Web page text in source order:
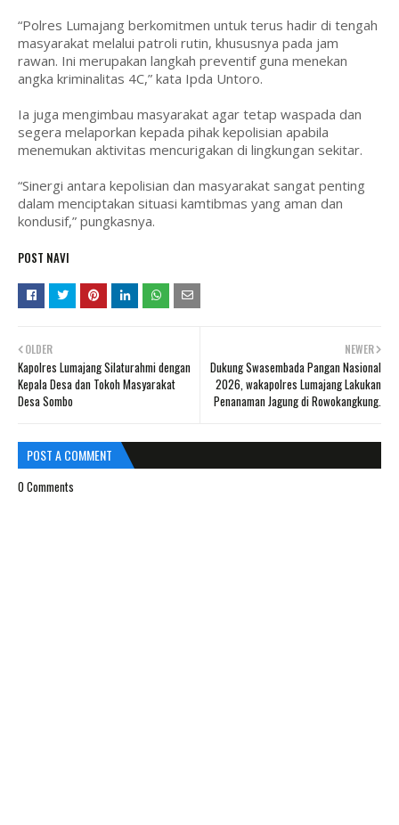
“Polres Lumajang berkomitmen untuk terus hadir di tengah
masyarakat melalui patroli rutin, khususnya pada jam
rawan. Ini merupakan langkah preventif guna menekan
angka kriminalitas 4C,” kata Ipda Untoro.
Ia juga mengimbau masyarakat agar tetap waspada dan
segera melaporkan kepada pihak kepolisian apabila
menemukan aktivitas mencurigakan di lingkungan sekitar.
“Sinergi antara kepolisian dan masyarakat sangat penting
dalam menciptakan situasi kamtibmas yang aman dan
kondusif,” pungkasnya.
POST NAVI
NEWER
Dukung Swasembada Pangan Nasional
2026, wakapolres Lumajang Lakukan
Penanaman Jagung di Rowokangkung.
OLDER
Kapolres Lumajang Silaturahmi dengan
Kepala Desa dan Tokoh Masyarakat
Desa Sombo
POST A COMMENT
0 Comments